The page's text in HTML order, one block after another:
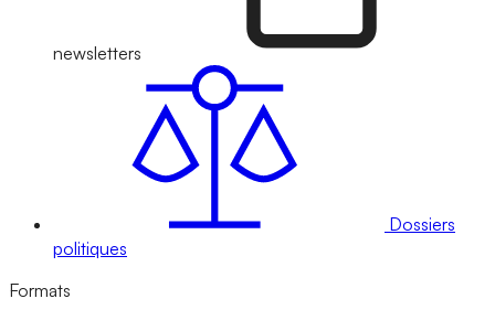
newsletters
Dossiers
politiques
Formats